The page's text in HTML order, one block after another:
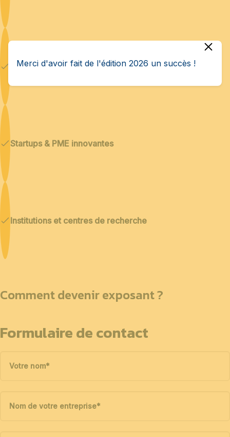
Technologies duales
Startups & PME innovantes
Institutions et centres de recherche
Comment devenir exposant ?
Formulaire de contact
Votre nom*
Nom de votre entreprise*
Merci d'avoir fait de l'édition 2026 un succès !